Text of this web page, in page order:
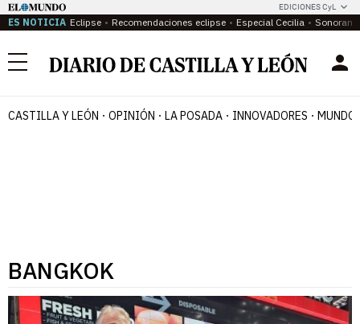
EDICIONES CyL
ES NOTICIA Eclipse Recomendaciones eclipse Especial Cecilia
Menú
CASTILLA Y LEÓN OPINIÓN LA POSADA INNOVADORES MUNDO
BANGKOK